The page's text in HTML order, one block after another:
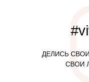
ДЕЛИСЬ
СВОИ